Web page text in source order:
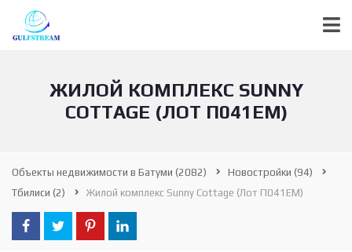
ЖИЛОЙ КОМПЛЕКС SUNNY
COTTAGE (ЛОТ П041ЕМ)
Объекты недвижимости в Батуми (2082) Новостройки (94)
Tбилиси (2) Жилой комплекс Sunny Cottage (Лот П041ЕМ)